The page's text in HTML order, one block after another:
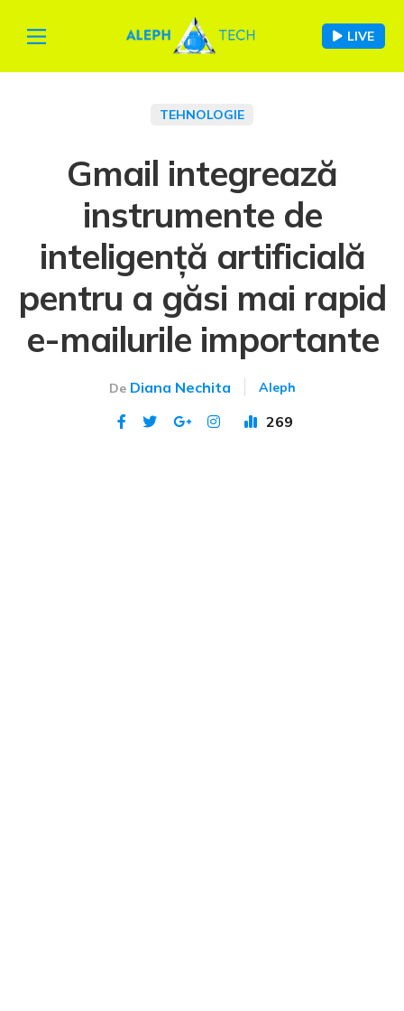
LIVE
TEHNOLOGIE
Gmail integrează
instrumente de
inteligență artificială
pentru a găsi mai rapid
e-mailurile importante
De Diana Nechita Aleph
269